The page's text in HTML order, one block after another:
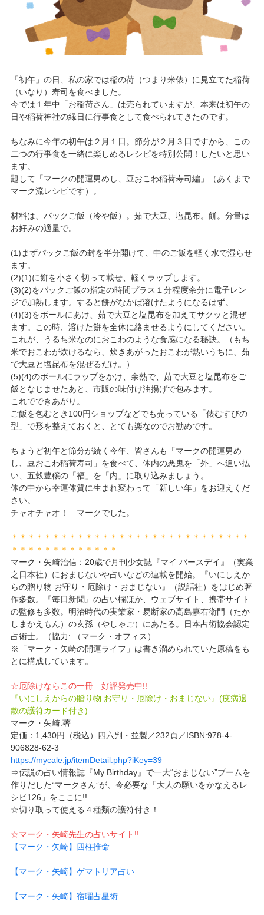
「初午」の日、私の家では稲の荷（つまり米俵）に見立てた稲荷
（いなり）寿司を食べました。
今では１年中「お稲荷さん」は売られていますが、本来は初午の
日や稲荷神社の縁日に行事食として食べられてきたのです。
ちなみに今年の初午は２月１日。節分が２月３日ですから、この
二つの行事食を一緒に楽しめるレシピを特別公開！したいと思い
ます。
題して「マークの開運男めし、豆おこわ稲荷寿司編」（あくまで
マーク流レシピです）。
材料は、パックご飯（冷や飯）。茹で大豆、塩昆布。餅。分量は
お好みの適量で。
(1)まずパックご飯の封を半分開けて、中のご飯を軽く水で湿らせ
ます。
(2)(1)に餅を小さく切って載せ、軽くラップします。
(3)(2)をパックご飯の指定の時間プラス１分程度余分に電子レン
ジで加熱します。すると餅がなかば溶けたようになるはず。
(4)(3)をボールにあけ、茹で大豆と塩昆布を加えてサクッと混ぜ
ます。この時、溶けた餅を全体に絡ませるようにしてください。
これが、うるち米なのにおこわのような食感になる秘訣。（もち
米でおこわが炊けるなら、炊きあがったおこわが熱いうちに、茹
で大豆と塩昆布を混ぜるだけ。）
(5)(4)のボールにラップをかけ、余熱で、茹で大豆と塩昆布をご
飯となじませたあと、市販の味付け油揚げで包みます。
これでできあがり。
ご飯を包むとき100円ショップなどでも売っている「俵むすびの
型」で形を整えておくと、とても楽なのでお勧めです。
ちょうど初午と節分が続く今年、皆さんも「マークの開運男め
し、豆おこわ稲荷寿司」を食べて、体内の悪鬼を「外」へ追い払
い、五穀豊穣の「福」を「内」に取り込みましょう。
体の中から幸運体質に生まれ変わって「新しい年」をお迎えくだ
さい。
チャオチャオ！ マークでした。
＊＊＊＊＊＊＊＊＊＊＊＊＊＊＊＊＊＊＊＊＊＊＊＊＊＊＊＊＊
＊＊＊＊＊＊＊＊＊＊＊＊＊
マーク・矢崎治信：20歳で月刊少女誌『マイ バースデイ』（実業
之日本社）におまじないや占いなどの連載を開始。『いにしえか
らの贈り物 お守り・厄除け・おまじない』（説話社）をはじめ著
作多数。『毎日新聞』の占い欄ほか、ウェブサイト、携帯サイト
の監修も多数。明治時代の実業家・易断家の高島嘉右衛門（たか
しまかえもん）の玄孫（やしゃご）にあたる。日本占術協会認定
占術士。（協力: （マーク・オフィス）
※「マーク・矢崎の開運ライフ」は書き溜められていた原稿をも
とに構成しています。
☆厄除けならこの一冊 好評発売中!!
『いにしえからの贈り物 お守り・厄除け・おまじない』(疫病退
散の護符カード付き)
マーク・矢崎:著
定価：1,430円（税込）四六判・並製／232頁／ISBN:978-4-
906828-62-3
https://mycale.jp/itemDetail.php?iKey=39
⇒伝説の占い情報誌『My Birthday』で一大“おまじない”ブームを
作りだした“マークさん”が、今必要な「大人の願いをかなえるレ
シピ126」をここに!!
☆切り取って使える４種類の護符付き！
☆マーク・矢崎先生の占いサイト!!
【マーク・矢崎】四柱推命
【マーク・矢崎】ゲマトリア占い
【マーク・矢崎】宿曜占星術